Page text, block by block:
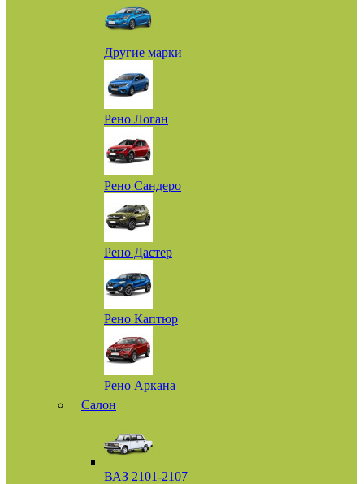
Другие марки
Рено Логан
Рено Сандеро
Рено Дастер
Рено Каптюр
Рено Аркана
Салон
ВАЗ 2101-2107